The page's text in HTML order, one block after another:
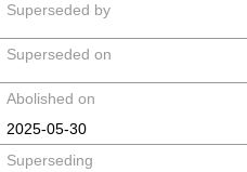
Superseded by
Superseded on
Abolished on
2025-05-30
Superseding